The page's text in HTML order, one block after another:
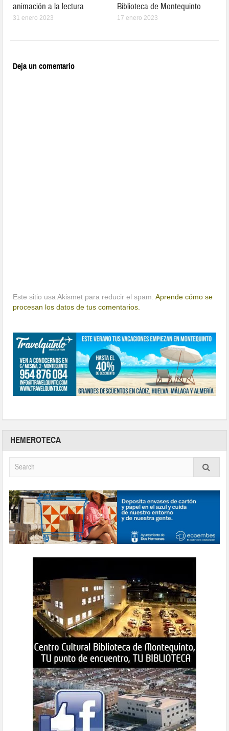
animación a la lectura
31 enero 2023
Biblioteca de Montequinto
17 enero 2023
Deja un comentario
Este sitio usa Akismet para reducir el spam.Aprende cómo se
procesan los datos de tus comentarios.
HEMEROTECA